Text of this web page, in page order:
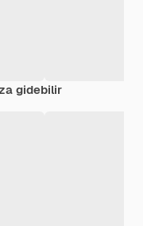
gidebilir